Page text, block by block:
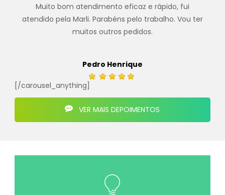
Muito bom atendimento eficaz e rápido, fui
atendido pela Marli. Parabéns pelo trabalho. Vou ter
muitos outros pedidos.
Pedro Henrique
[/carousel_anything]
VER MAIS DEPOIMENTOS